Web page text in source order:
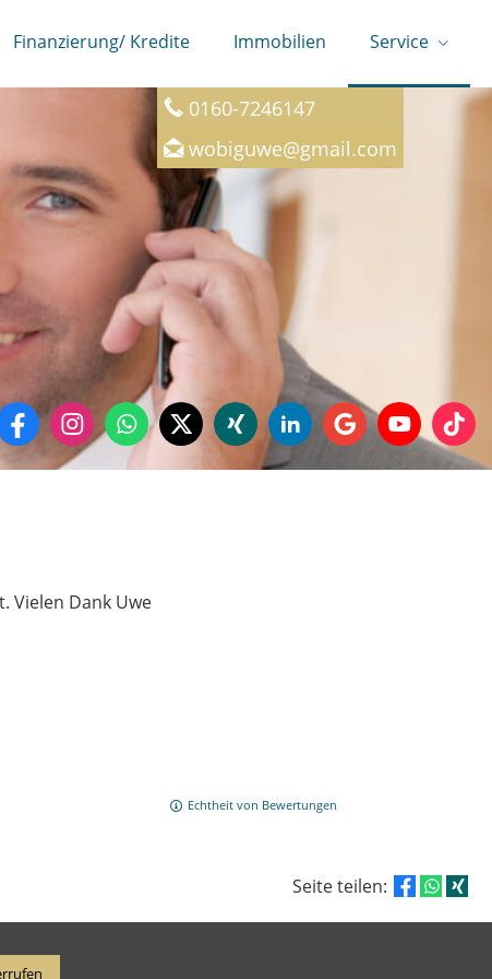
Finanzierung/ Kredite Immobilien Service
0160-7246147
wobiguwe@gmail.com
Vielen Dank Uwe
Echtheit von Bewertungen
Seite teilen: